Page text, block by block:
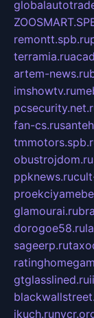
remontt.spb.ru
terramia.ru
artem-news.ru
imshowtv.ru
fan-cs.ru
obustrojdom.ru
ppknews.ru
glamourai.ru
dorogoe58.ru
sageerp.ru
gtglasslined.ru
ikuch.ru